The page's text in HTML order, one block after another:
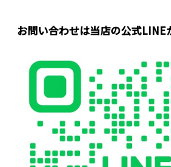
お問い合わせは当店の公式LINE